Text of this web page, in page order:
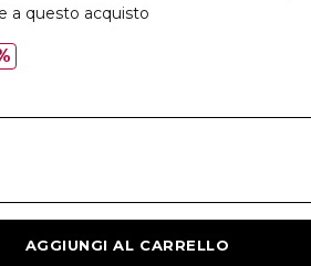
a questo acquisto